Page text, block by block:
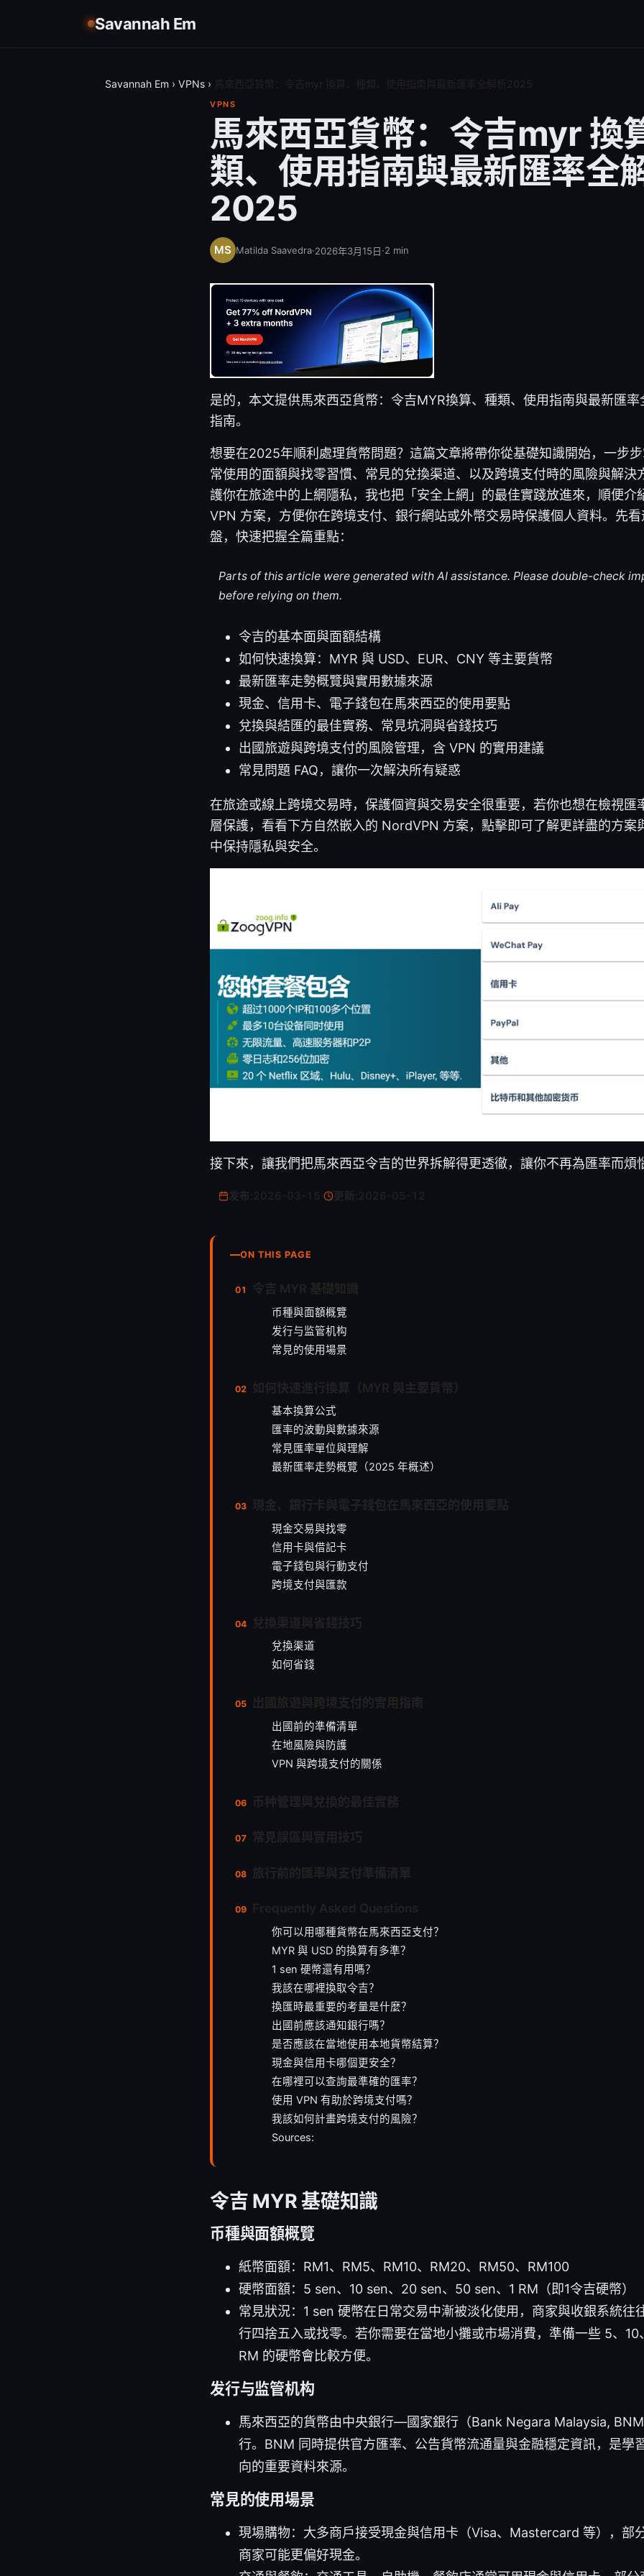
Savannah Em
Savannah Em › VPNs ›
VPNS
馬來西亞貨幣：令吉myr 換
類、使用指南與最新匯率全
2025
Matilda Saavedra·2026年3月15日·2 min
是的，本文提供馬來西亞貨幣：令吉MYR換算、種類、使用指南與最新匯
指南。
想要在2025年順利處理貨幣問題？這篇文章將帶你從基礎知識開始，一步
常使用的面額與找零習慣、常見的兌換渠道、以及跨境支付時的風險與解決
護你在旅途中的上網隱私，我也把「安全上網」的最佳實踐放進來，順便介
VPN 方案，方便你在跨境支付、銀行網站或外幣交易時保護個人資料。先
盤，快速把握全篇重點：
Parts of this article were generated with AI assistance. Please double-check
before relying on them.
令吉的基本面與面額結構
如何快速換算：MYR 與 USD、EUR、CNY 等主要貨幣
最新匯率走勢概覽與實用數據來源
現金、信用卡、電子錢包在馬來西亞的使用要點
兌換與結匯的最佳實務、常見坑洞與省錢技巧
出國旅遊與跨境支付的風險管理，含 VPN 的實用建議
常見問題 FAQ，讓你一次解決所有疑惑
在旅途或線上跨境交易時，保護個資與交易安全很重要，若你也想在檢視匯
層保護，看看下方自然嵌入的 NordVPN 方案，點擊即可了解更詳盡的方案
中保持隱私與安全。
接下來，讓我們把馬來西亞令吉的世界拆解得更透徹，讓你不再為匯率而煩
更新:
ON THIS PAGE
币種與面額概覽
发行与监管机构
常見的使用場景
基本換算公式
匯率的波動與數據來源
常見匯率單位與理解
最新匯率走勢概覽（2025 年概述）
現金交易與找零
信用卡與借記卡
電子錢包與行動支付
跨境支付與匯款
兌換渠道
如何省錢
出國前的準備清單
在地風險與防護
VPN 與跨境支付的關係
你可以用哪種貨幣在馬來西亞支付？
MYR 與 USD 的換算有多準？
1 sen 硬幣還有用嗎？
我該在哪裡換取令吉？
換匯時最重要的考量是什麼？
出國前應該通知銀行嗎？
是否應該在當地使用本地貨幣結算？
現金與信用卡哪個更安全？
在哪裡可以查詢最準確的匯率？
使用 VPN 有助於跨境支付嗎？
我該如何計畫跨境支付的風險？
Sources:
令吉 MYR 基礎知識
币種與面額概覽
紙幣面額：RM1、RM5、RM10、RM20、RM50、RM100
硬幣面額：5 sen、10 sen、20 sen、50 sen、1 RM（即1令吉硬幣）
常見狀況：1 sen 硬幣在日常交易中漸被淡化使用，商家與收銀系統往
行四捨五入或找零。若你需要在當地小攤或市場消費，準備一些 5、
RM 的硬幣會比較方便。
发行与监管机构
馬來西亞的貨幣由中央銀行—國家銀行（Bank Negara Malaysia,
行。BNM 同時提供官方匯率、公告貨幣流通量與金融穩定資訊，是學
向的重要資料來源。
常見的使用場景
現場購物：大多商戶接受現金與信用卡（Visa、Mastercard 等），部
商家可能更偏好現金。